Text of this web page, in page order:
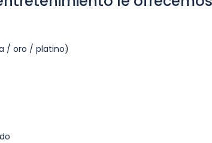
/ oro / platino)